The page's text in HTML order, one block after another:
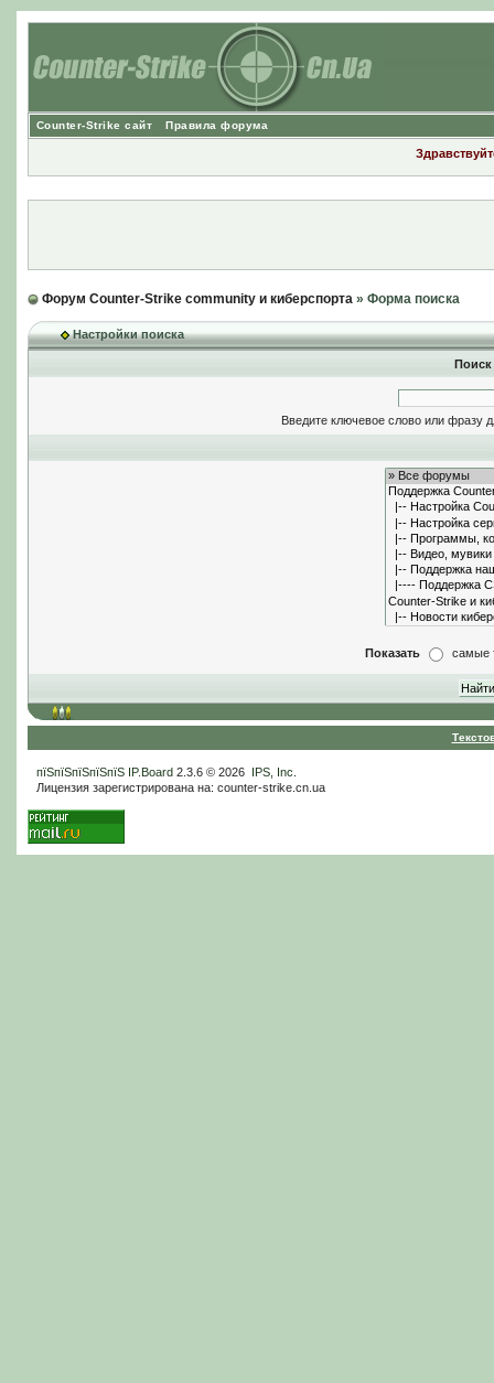
Counter-Strike сайт Правила форума
Форум Counter-Strike community и киберспорта» Форма поиска
Настройки поиска
Введите ключевое слово или фразу
Показать самые
пїЅпїЅпїЅпїЅпїЅ IP.Board2.3.6 © 2026 IPS, Inc
Лицензия зарегистрирована на: counter-strike.cn.ua